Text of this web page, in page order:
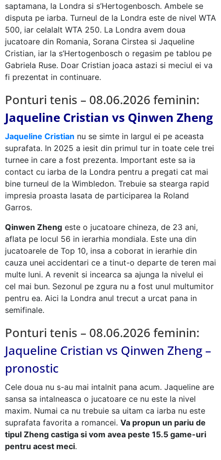
saptamana, la Londra si s’Hertogenbosch. Ambele se
disputa pe iarba. Turneul de la Londra este de nivel WTA
500, iar celalalt WTA 250. La Londra avem doua
jucatoare din Romania, Sorana Cirstea si Jaqueline
Cristian, iar la s’Hertogenbosch o regasim pe tablou pe
Gabriela Ruse. Doar Cristian joaca astazi si meciul ei va
fi prezentat in continuare.
Ponturi tenis – 08.06.2026 feminin:
Jaqueline Cristian vs Qinwen Zheng
Jaqueline Cristian nu se simte in largul ei pe aceasta
suprafata. In 2025 a iesit din primul tur in toate cele trei
turnee in care a fost prezenta. Important este sa ia
contact cu iarba de la Londra pentru a pregati cat mai
bine turneul de la Wimbledon. Trebuie sa stearga rapid
impresia proasta lasata de participarea la Roland
Garros.
Qinwen Zheng este o jucatoare chineza, de 23 ani,
aflata pe locul 56 in ierarhia mondiala. Este una din
jucatoarele de Top 10, insa a coborat in ierarhie din
cauza unei accidentari ce a tinut-o departe de teren mai
multe luni. A revenit si incearca sa ajunga la nivelul ei
cel mai bun. Sezonul pe zgura nu a fost unul multumitor
pentru ea. Aici la Londra anul trecut a urcat pana in
semifinale.
Ponturi tenis – 08.06.2026 feminin:
Jaqueline Cristian vs Qinwen Zheng –
pronostic
Cele doua nu s-au mai intalnit pana acum. Jaqueline are
sansa sa intalneasca o jucatoare ce nu este la nivel
maxim. Numai ca nu trebuie sa uitam ca iarba nu este
suprafata favorita a romancei. Va propun un pariu de
tipul Zheng castiga si vom avea peste 15.5 game-uri
pentru acest meci.